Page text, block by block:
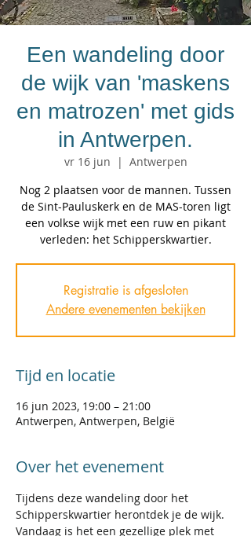
Een wandeling door
de wijk van 'maskens
en matrozen' met gids
in Antwerpen.
vr 16 jun
  |
Antwerpen
Nog 2 plaatsen voor de mannen. Tussen
de Sint-Pauluskerk en de MAS-toren ligt
een volkse wijk met een ruw en pikant
Registratie is afgesloten
Andere evenementen bekijken
Tijd en locatie
16 jun 2023, 19:00 – 21:00
Antwerpen, Antwerpen, België
Over het evenement
Tijdens deze wandeling door het
Schipperskwartier herontdek je de wijk.
Vandaag is het een gezellige plek met